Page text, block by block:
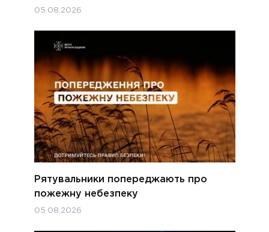
05.08.2026
Рятувальники попереджають про
пожежну небезпеку
05.08.2026